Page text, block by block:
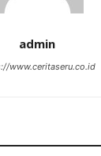
admin
www.ceritaseru.co.id